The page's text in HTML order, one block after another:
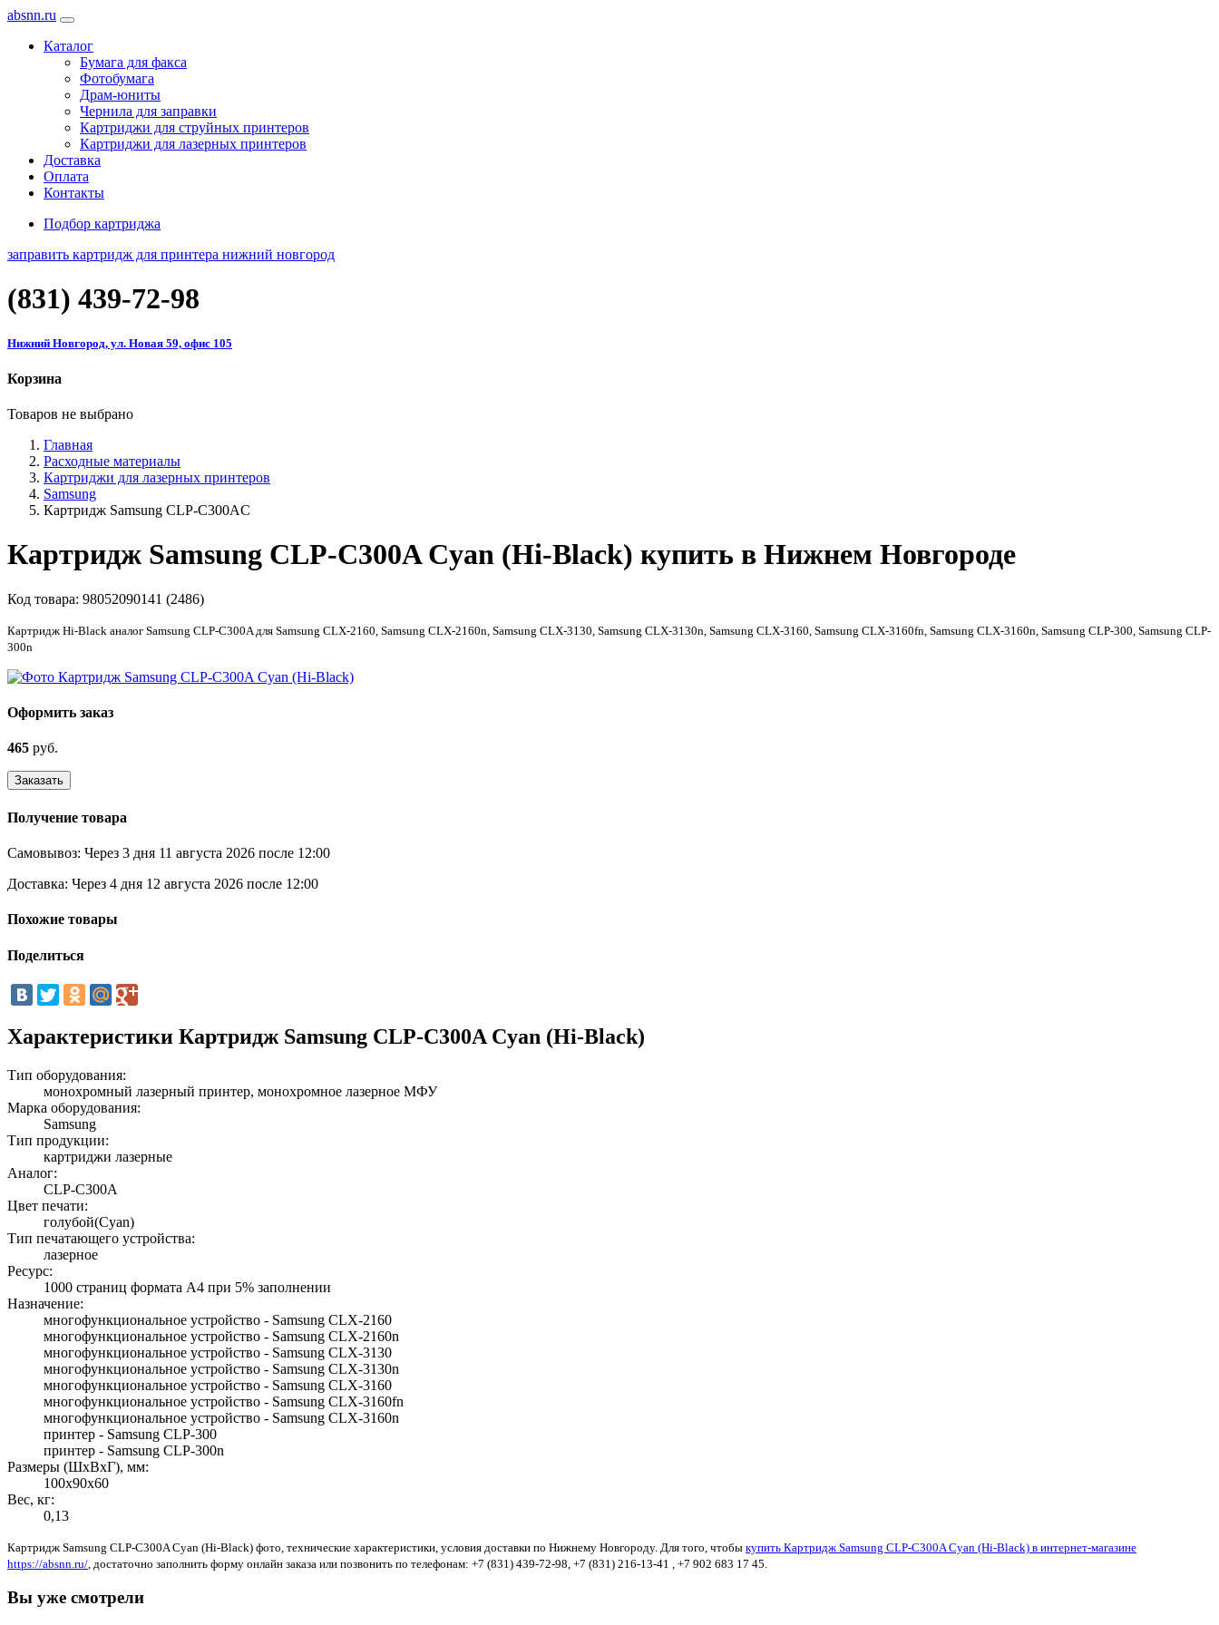
absnn.ru
Каталог
Бумага для факса
Фотобумага
Драм-юниты
Чернила для заправки
Картриджи для струйных принтеров
Картриджи для лазерных принтеров
Доставка
Оплата
Контакты
Подбор картриджа
заправить картридж для принтера нижний новгород
(831) 439-72-98
Нижний Новгород, ул. Новая 59, офис 105
Корзина
Товаров не выбрано
Главная
Расходные материалы
Картриджи для лазерных принтеров
Samsung
Картридж Samsung CLP-C300AC
Картридж Samsung CLP-C300A Cyan (Hi-Black) купить в Нижнем Новгороде
Код товара: 98052090141 (2486)
Картридж Hi-Black аналог Samsung CLP-C300A для Samsung CLX-2160, Samsung CLX-2160n, Samsung CLX-3130, Samsung CLX-3130n, Samsung CLX-3160, Samsung CLX-3160fn, Samsung CLX-3160n, Samsung CLP-300, Samsung CLP-
300n
Оформить заказ
465 руб.
Заказать
Получение товара
Самовывоз: Через 3 дня 11 августа 2026 после 12:00
Доставка: Через 4 дня 12 августа 2026 после 12:00
Похожие товары
Поделиться
Характеристики Картридж Samsung CLP-C300A Cyan (Hi-Black)
Тип оборудования:
монохромный лазерный принтер, монохромное лазерное МФУ
Марка оборудования:
Samsung
Тип продукции:
картриджи лазерные
Аналог:
CLP-C300A
Цвет печати:
голубой(Cyan)
Тип печатающего устройства:
лазерное
Ресурс:
1000 страниц формата A4 при 5% заполнении
Назначение:
многофункциональное устройство - Samsung CLX-2160
многофункциональное устройство - Samsung CLX-2160n
многофункциональное устройство - Samsung CLX-3130
многофункциональное устройство - Samsung CLX-3130n
многофункциональное устройство - Samsung CLX-3160
многофункциональное устройство - Samsung CLX-3160fn
многофункциональное устройство - Samsung CLX-3160n
принтер - Samsung CLP-300
принтер - Samsung CLP-300n
Размеры (ШхВхГ), мм:
100x90x60
Вес, кг:
0,13
Картридж Samsung CLP-C300A Cyan (Hi-Black) фото, технические характеристики, условия доставки по Нижнему Новгороду. Для того, чтобы купить Картридж Samsung CLP-C300A Cyan (Hi-Black) в интернет-магазине
https://absnn.ru/ , достаточно заполнить форму онлайн заказа или позвонить по телефонам: +7 (831) 439-72-98, +7 (831) 216-13-41 , +7 902 683 17 45.
Вы уже смотрели